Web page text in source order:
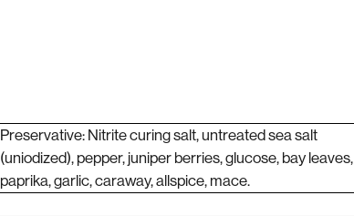
Preservative: Nitrite curing salt, untreated sea salt
(uniodized), pepper, juniper berries, glucose, bay leaves,
paprika, garlic, caraway, allspice, mace.